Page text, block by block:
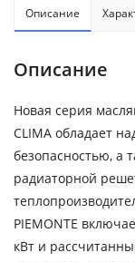
Описание
Описание
Новая серия
CLIMA обладает
безопасностью, а
радиаторной
PIEMONTE
кВт и